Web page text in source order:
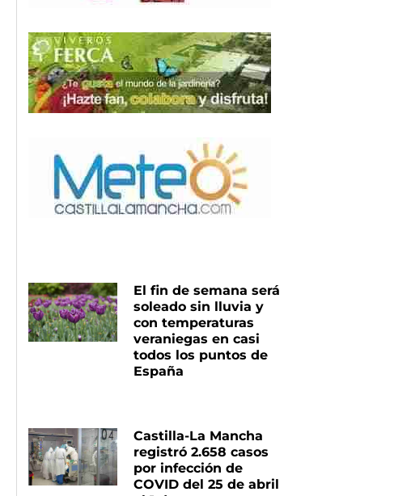
El fin de semana será
soleado sin lluvia y
con temperaturas
veraniegas en casi
todos los puntos de
España
Castilla-La Mancha
registró 2.658 casos
por infección de
COVID del 25 de abril